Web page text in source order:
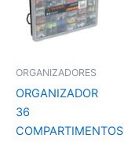
ORGANIZADORES
ORGANIZADOR
36
COMPARTIMENTOS